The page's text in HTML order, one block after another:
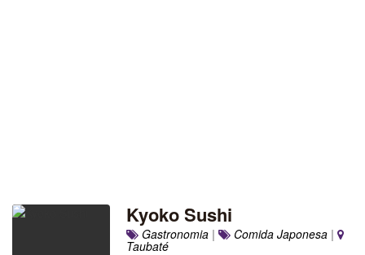
Kyoko Sushi
Gastronomia | Comida Japonesa |
Taubaté